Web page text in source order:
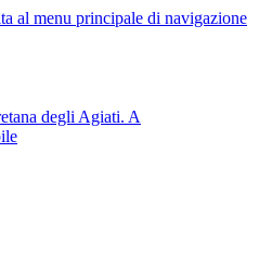
al menu principale di navigazione
degli Agiati. A